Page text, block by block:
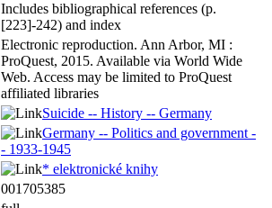
Includes bibliographical references (p.
[223]-242) and index
Electronic reproduction. Ann Arbor, MI :
ProQuest, 2015. Available via World Wide
Web. Access may be limited to ProQuest
affiliated libraries
Suicide -- History -- Germany
Germany -- Politics and government -
- 1933-1945
* elektronické knihy
001705385